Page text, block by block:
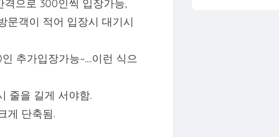
격으로 300인씩 입장가능,
문객이 적어 입장시 대기시
추가입장가능~....이런 식으
줄을 길게 서야함.
게 단축됨.